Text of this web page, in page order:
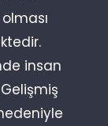
insan